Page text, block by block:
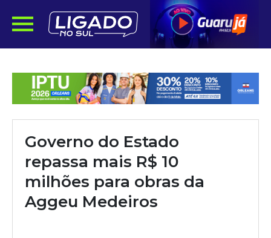
Governo do Estado
repassa mais R$ 10
milhões para obras da
Aggeu Medeiros